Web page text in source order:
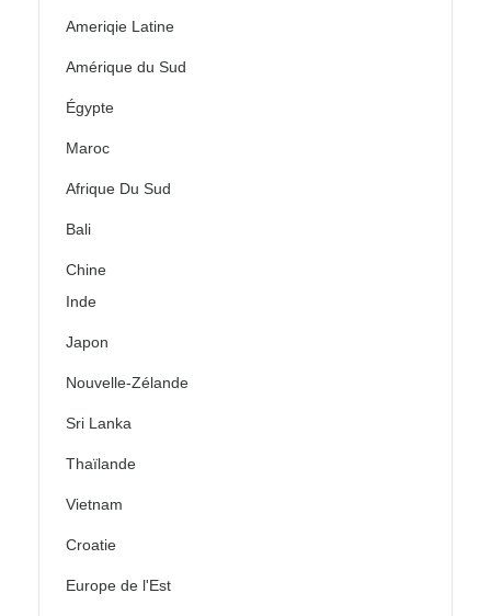
Ameriqie Latine
Amérique du Sud
Égypte
Maroc
Afrique Du Sud
Bali
Chine
Inde
Japon
Nouvelle-Zélande
Sri Lanka
Thaïlande
Vietnam
Croatie
Europe de l'Est